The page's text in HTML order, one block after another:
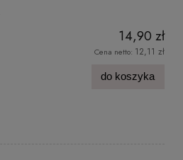
14,90 zł
Cena netto: 12,11 zł
do koszyka